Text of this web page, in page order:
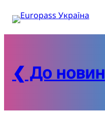
до
❮ До новин